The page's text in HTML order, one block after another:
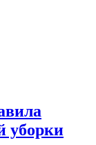
уборки